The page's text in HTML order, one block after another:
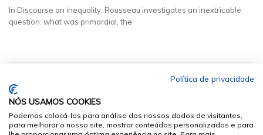
In Discourse on inequality, Rousseau investigates an inextricable
question: what was primordial, the
Política de privacidade
NÓS USAMOS COOKIES
Podemos colocá-los para análise dos nossos dados de visitantes,
para melhorar o nosso site, mostrar conteúdos personalizados e para